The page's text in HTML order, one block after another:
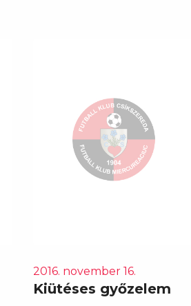
2016. november 16.
Kiütéses győzelem